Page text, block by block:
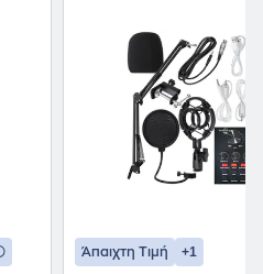
Άπαιχτη Τιμή +1